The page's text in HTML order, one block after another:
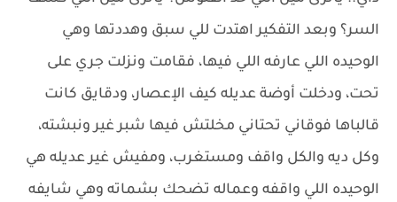
السر؟ وبعد التفكير اهتدت للي سبق وهددتها وهي
الوحيده اللي عارفه اللي فيها، فقامت ونزلت جري على
تحت، ودخلت أوضة عديله كيف الإعصار، ودقايق كانت
قالباها فوقاني تحتاني مخلتش فيها شبر غير ونبشته،
وكل ديه والكل واقف ومستغرب، ومفيش غير عديله هي
الوحيده اللي واقفه وعماله تضحك بشماته وهي شايفه